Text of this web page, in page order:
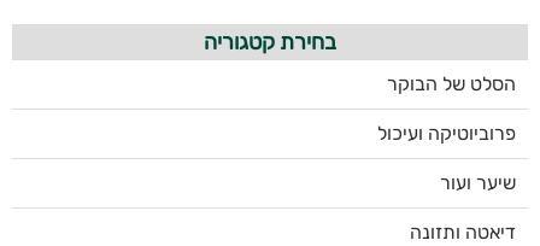
בחירת קטגוריה
הסלט של הבוקר
פרוביוטיקה ועיכול
שיער ועור
דיאטה ותזונה